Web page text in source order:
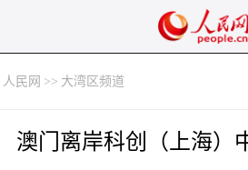
人民网 >> 大湾区频道
澳门离岸科创（上海）